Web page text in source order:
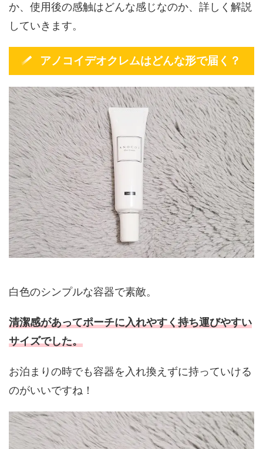
か、使用後の感触はどんな感じなのか、詳しく解説
していきます。
アノコイデオクレムはどんな形で届く？
白色のシンプルな容器で素敵。
清潔感があってポーチに入れやすく持ち運びやすい
サイズでした。
お泊まりの時でも容器を入れ換えずに持っていける
のがいいですね！